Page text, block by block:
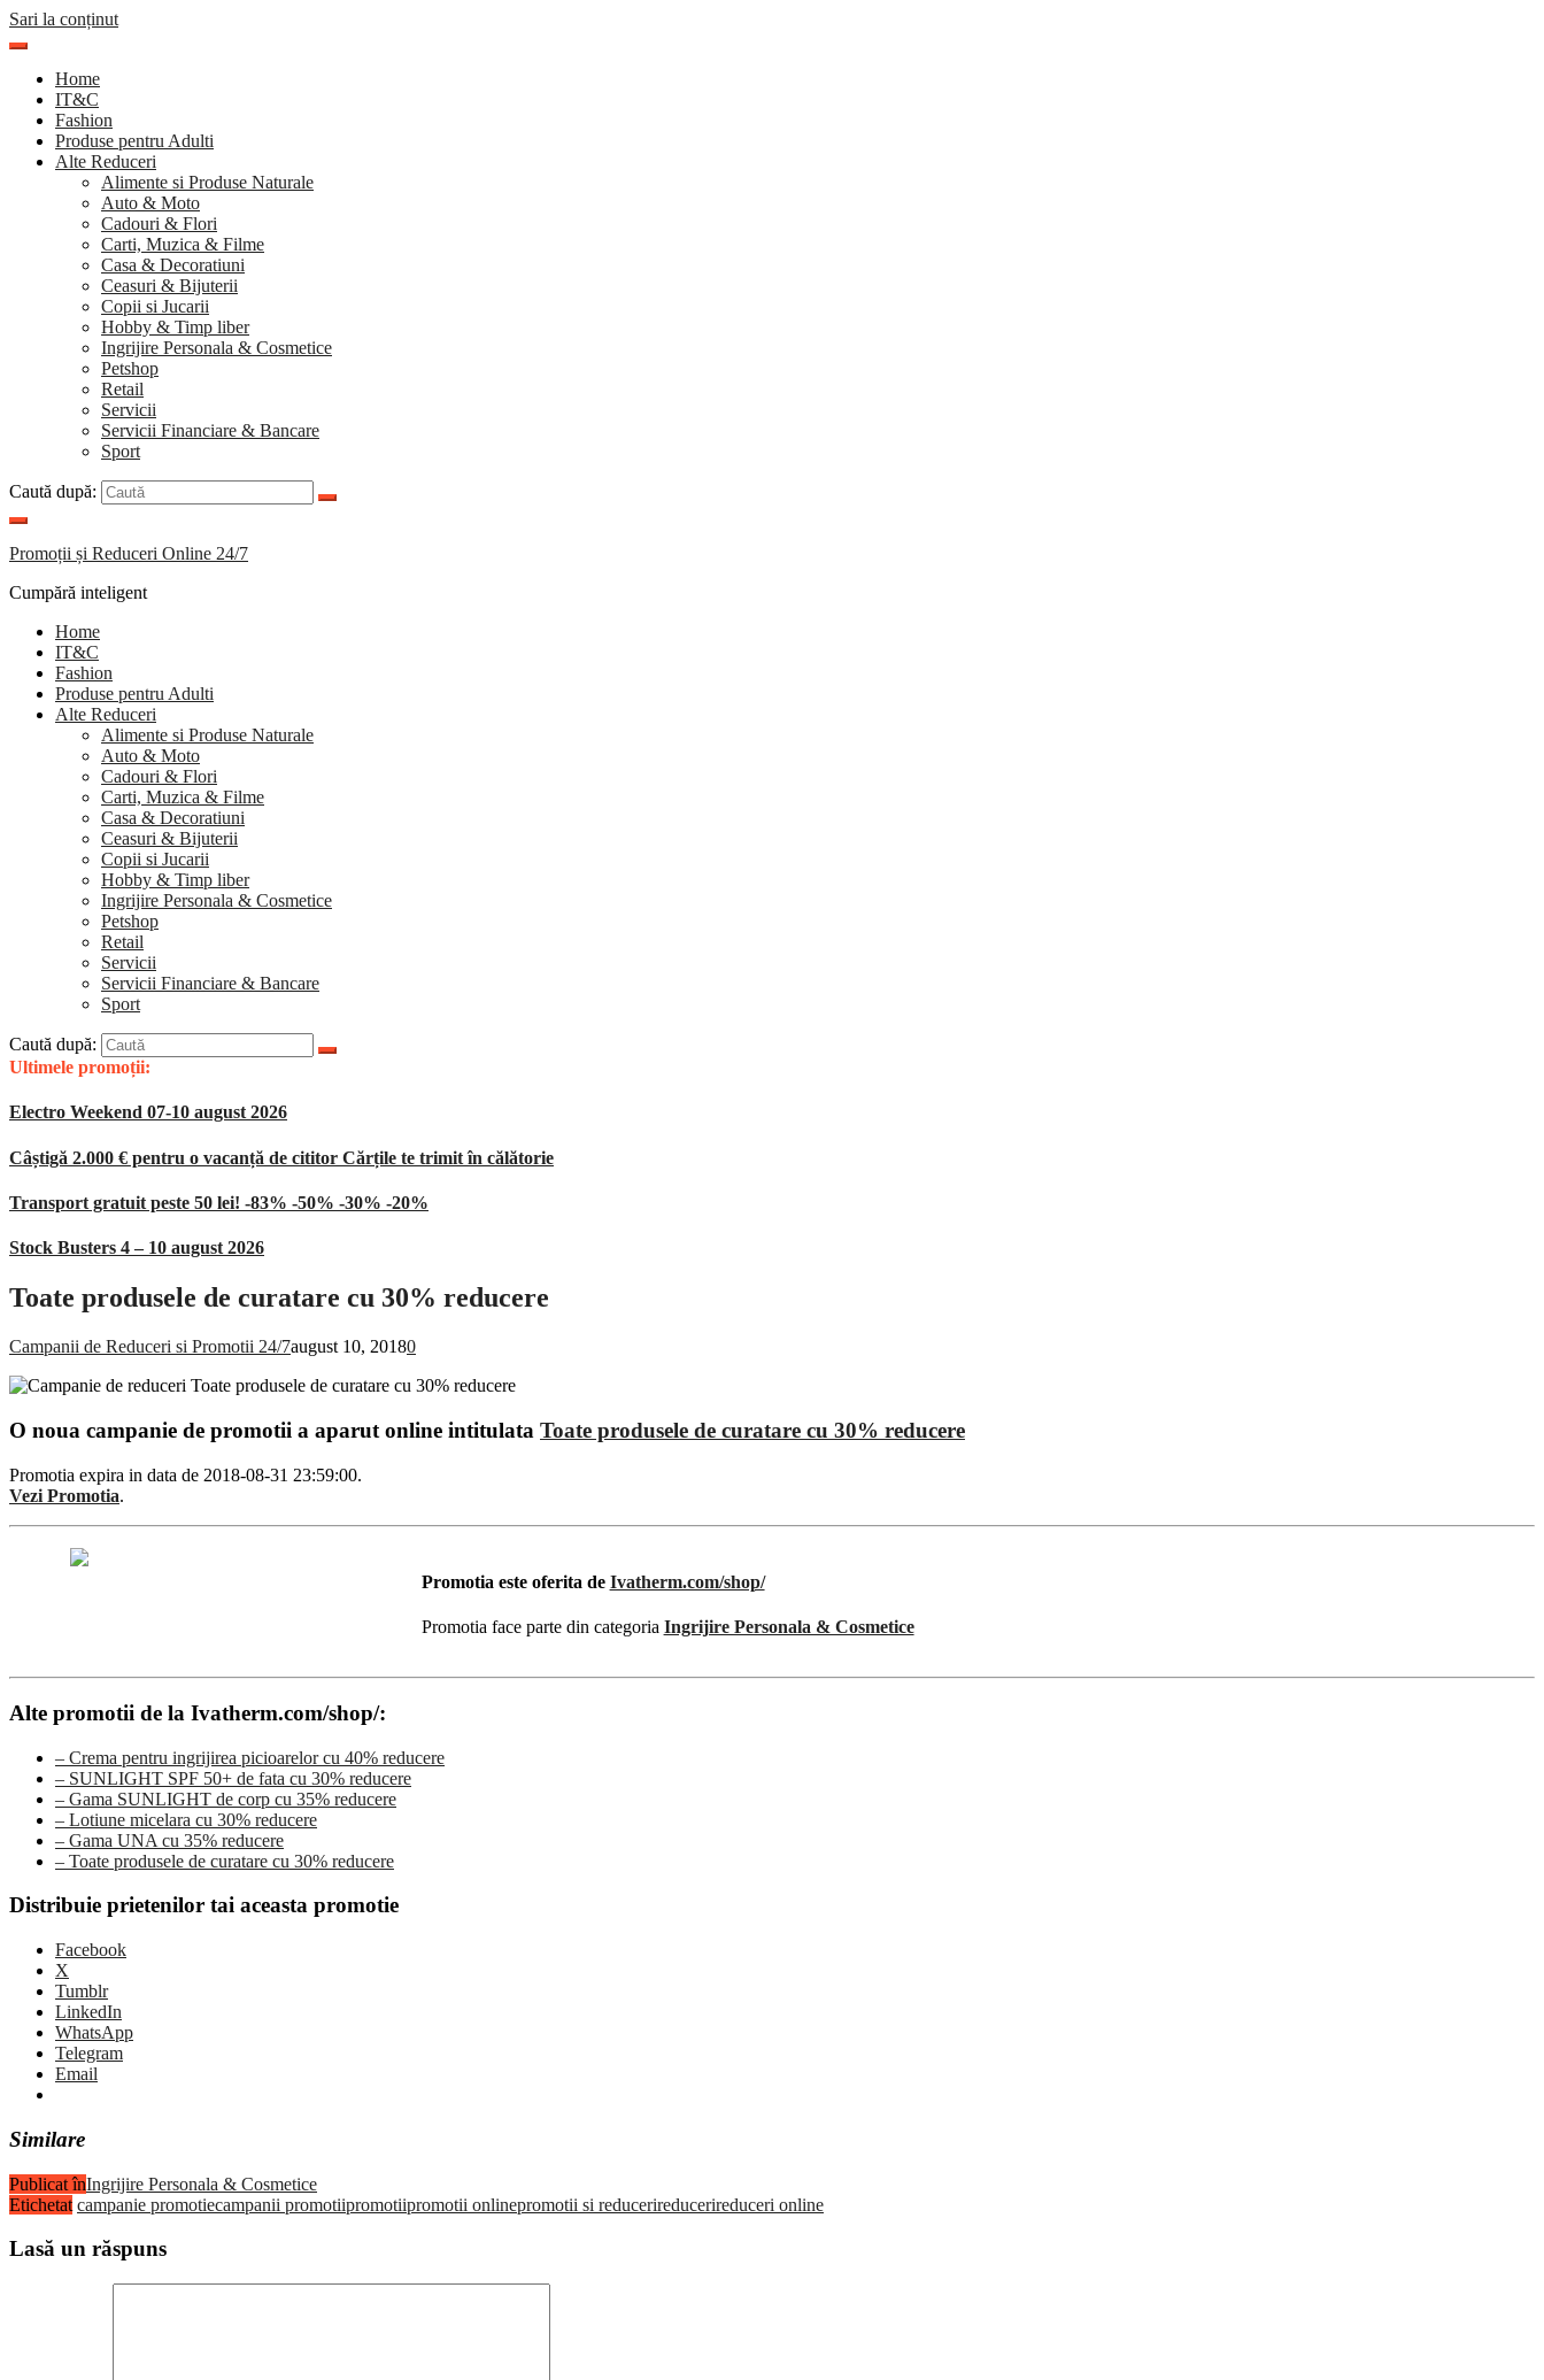
Sari la conținut
Home
IT&C
Fashion
Produse pentru Adulti
Alte Reduceri
Alimente si Produse Naturale
Auto & Moto
Cadouri & Flori
Carti, Muzica & Filme
Casa & Decoratiuni
Ceasuri & Bijuterii
Copii si Jucarii
Hobby & Timp liber
Ingrijire Personala & Cosmetice
Petshop
Retail
Servicii
Servicii Financiare & Bancare
Sport
Caută după:
Promoții și Reduceri Online 24/7
Cumpără inteligent
Home
IT&C
Fashion
Produse pentru Adulti
Alte Reduceri
Alimente si Produse Naturale
Auto & Moto
Cadouri & Flori
Carti, Muzica & Filme
Casa & Decoratiuni
Ceasuri & Bijuterii
Copii si Jucarii
Hobby & Timp liber
Ingrijire Personala & Cosmetice
Petshop
Retail
Servicii
Servicii Financiare & Bancare
Sport
Caută după:
Ultimele promoții:
Electro Weekend 07-10 august 2026
Câștigă 2.000 € pentru o vacanță de cititor Cărțile te trimit în călătorie
Transport gratuit peste 50 lei! -83% -50% -30% -20%
Stock Busters 4 – 10 august 2026
Toate produsele de curatare cu 30% reducere
Campanii de Reduceri si Promotii 24/7august 10, 20180
O noua campanie de promotii a aparut online intitulata Toate produsele de curatare cu 30% reducere
Promotia expira in data de 2018-08-31 23:59:00.
Vezi Promotia.
Promotia este oferita de Ivatherm.com/shop/
Promotia face parte din categoria Ingrijire Personala & Cosmetice
Alte promotii de la Ivatherm.com/shop/:
– Crema pentru ingrijirea picioarelor cu 40% reducere
– SUNLIGHT SPF 50+ de fata cu 30% reducere
– Gama SUNLIGHT de corp cu 35% reducere
– Lotiune micelara cu 30% reducere
– Gama UNA cu 35% reducere
– Toate produsele de curatare cu 30% reducere
Distribuie prietenilor tai aceasta promotie
Facebook
X
Tumblr
LinkedIn
WhatsApp
Telegram
Email
Similare
Publicat înIngrijire Personala & Cosmetice
Etichetat campanie promotiecampanii promotiipromotiipromotii onlinepromotii si reducerireducerireduceri online
Lasă un răspuns